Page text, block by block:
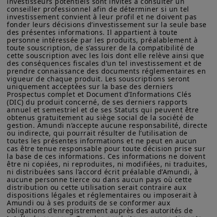
pétroliers ont généralement des impacts
inégaux sur les économies : les
exportateurs en bénéficient
généralement tandis que les
importateurs ont tendance à en pâtir,
l'intensité de l'impact étant liée à
l'ampleur et à la persistance des
hausses de prix.
Au cours des prochaines semaines,
l’évolution du prix du pétrole devrait
dépendre de l'intensité et de la durée
des perturbations des infrastructures et
du trafic dans le détroit d'Ormuz. Un
conflit de courte durée avec des
perturbations limitées pourrait entraîner
possessions américains), aux résidents et citoyens des États-
Unis d'Amérique ou à des « Ressortissants des États-Unis ». Si
vous êtes un « Ressortissant des États-Unis », vous n'êtes pas
autorisé à accéder à ce site et vous êtes invité à vous
connecter à amundi.com/usinvestors.
Les informations disponibles sur ce site sont fournies à titre
informatif seulement. Aucune information fournie ne constitue
une offre d’achat, une sollicitation de vente de titres, un conseil
d’investissement quant à l'achat ou à la vente d’un titre, une
offre ou une sollicitation par Amundi Canada ou une de ses
sociétés affiliées de fournir un conseil d'investissement ou un
service financier, juridique, fiscal ou de placement ni d’acheter
ou vendre des titres ou d’autres instruments financiers. Les
informations contenues sur ce site proviennent d’Amundi
Canada ou de sources considérées comme fiables par Amundi
Canada. Amundi Canada n’a pas vérifié indépendamment cette
information, ni n’a mené d’enquête à son égard. Ni Amundi
Canada, ni ses sociétés affiliées, associés, administrateurs,
dirigeants, mandataires, employés ni ses représentants ne
garantissent ni ne déclarent, implicitement ou explicitement,
que les informations fournies sur ce site est exacte, complète
ou à jour. Amundi Canada décline toute responsabilité liée aux
informations contenues sur ce site web.
conseiller professionnel afin de déterminer si un tel
investissement convient à leur profil et ne doivent pas
fonder leurs décisions d’investissement sur la seule base
des présentes informations. Il appartient à toute
personne intéressée par les produits, préalablement à
toute souscription, de s’assurer de la compatibilité de
cette souscription avec les lois dont elle relève ainsi que
des conséquences fiscales d’un tel investissement et de
prendre connaissance des documents réglementaires en
vigueur de chaque produit. Les souscriptions seront
uniquement acceptées sur la base des derniers
Prospectus complet et Document d’Informations Clés
(DIC) du produit concerné, de ses derniers rapports
annuel et semestriel et de ses Statuts qui peuvent être
obtenus gratuitement au siège social de la société de
gestion. Amundi n’accepte aucune responsabilité, directe
ou indirecte, qui pourrait résulter de l’utilisation de
toutes les présentes informations et ne peut en aucun
cas être tenue responsable pour toute décision prise sur
la base de ces informations. Ces informations ne doivent
être ni copiées, ni reproduites, ni modifiées, ni traduites,
ni distribuées sans l’accord écrit préalable d’Amundi, à
aucune personne tierce ou dans aucun pays où cette
distribution ou cette utilisation serait contraire aux
dispositions légales et réglementaires ou imposerait à
Amundi ou à ses produits de se conformer aux
obligations d’enregistrement auprès des autorités de